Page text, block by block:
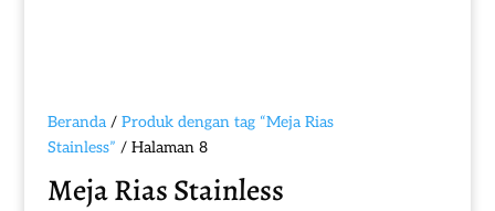
Beranda/ Produk dengan tag “Meja Rias
Stainless” / Halaman 8
Meja Rias Stainless